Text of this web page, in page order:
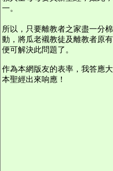
一。
所以，只要離教者之家盡一分
動，將瓜老襯教徒及離教者原
便可解決此問題了。
作為本網版友的表率，我答應
本聖經出來响應！